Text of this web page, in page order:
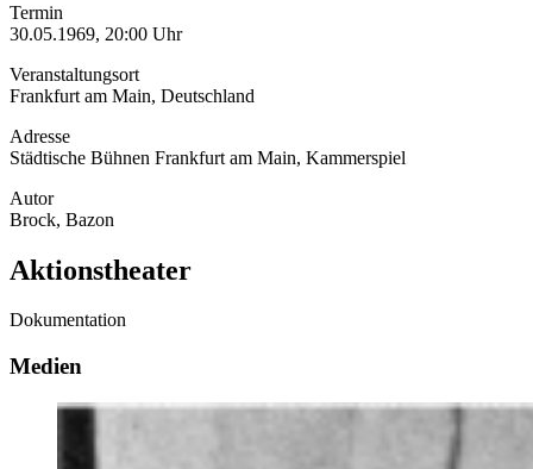
Termin
30.05.1969, 20:00 Uhr
Veranstaltungsort
Frankfurt am Main, Deutschland
Adresse
Städtische Bühnen Frankfurt am Main, Kammerspiel
Autor
Brock, Bazon
Aktionstheater
Dokumentation
Medien